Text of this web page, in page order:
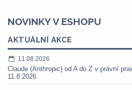
NOVINKY V ESHOPU
AKTUÁLNÍ AKCE
11.08.2026
Claude (Anthropic) od A do Z v právní
11.8.2026